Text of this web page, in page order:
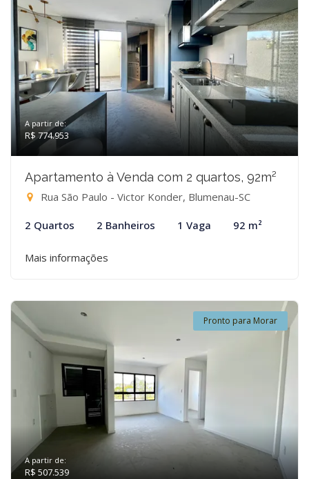
A partir de:
R$ 774.953
Apartamento à Venda com 2 quartos, 92m²
Rua São Paulo - Victor Konder, Blumenau-SC
2 Quartos 2 Banheiros 1 Vaga 92 m²
Mais informações
Pronto para Morar
A partir de:
R$ 507.539